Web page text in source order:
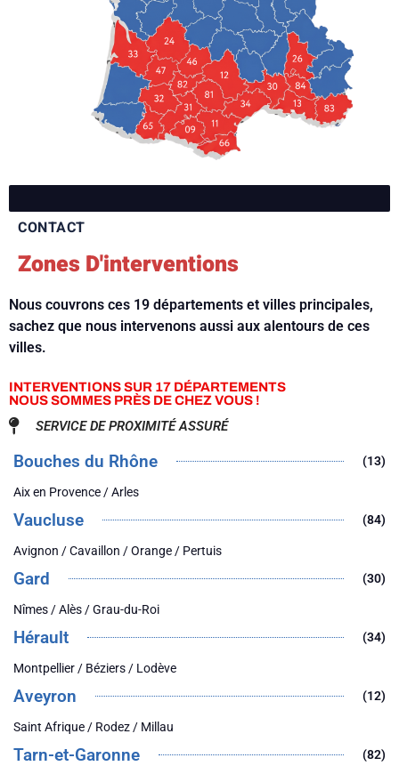
CONTACT
Zones D'interventions
Nous couvrons ces 19 départements et villes principales,
sachez que nous intervenons aussi aux alentours de ces
villes.
INTERVENTIONS SUR 17 DÉPARTEMENTS
NOUS SOMMES PRÈS DE CHEZ VOUS !
SERVICE DE PROXIMITÉ ASSURÉ
Bouches du Rhône (13)
Aix en Provence / Arles
Vaucluse (84)
Avignon / Cavaillon / Orange / Pertuis
Gard (30)
Nîmes / Alès / Grau-du-Roi
Hérault (34)
Montpellier / Béziers / Lodève
Aveyron (12)
Saint Afrique / Rodez / Millau
Tarn-et-Garonne (82)